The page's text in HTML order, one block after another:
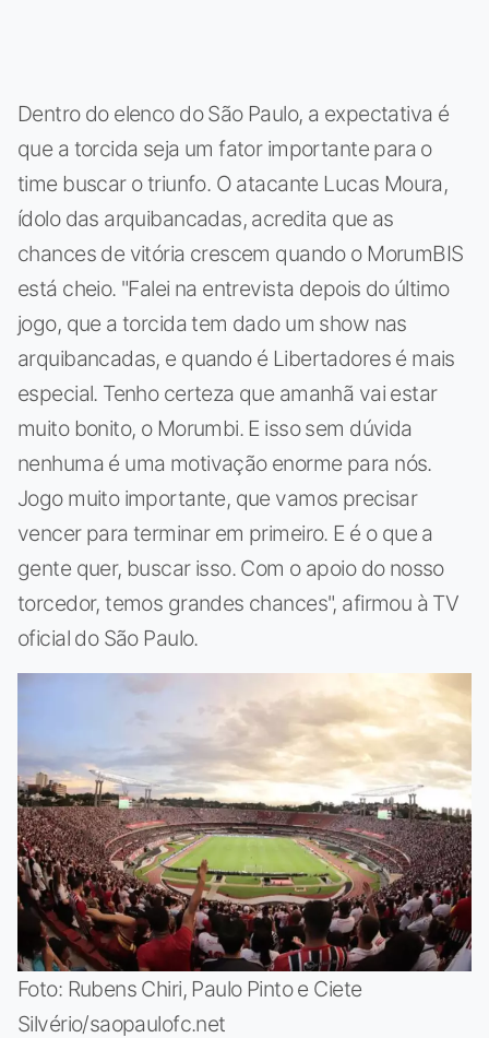
Dentro do elenco do São Paulo, a expectativa é
que a torcida seja um fator importante para o
time buscar o triunfo. O atacante Lucas Moura,
ídolo das arquibancadas, acredita que as
chances de vitória crescem quando o MorumBIS
está cheio. "Falei na entrevista depois do último
jogo, que a torcida tem dado um show nas
arquibancadas, e quando é Libertadores é mais
especial. Tenho certeza que amanhã vai estar
muito bonito, o Morumbi. E isso sem dúvida
nenhuma é uma motivação enorme para nós.
Jogo muito importante, que vamos precisar
vencer para terminar em primeiro. E é o que a
gente quer, buscar isso. Com o apoio do nosso
torcedor, temos grandes chances", afirmou à TV
oficial do São Paulo.
Foto: Rubens Chiri, Paulo Pinto e Ciete
Silvério/saopaulofc.net